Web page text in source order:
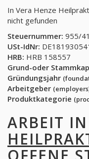
In Vera Henze
nicht gefunden
Steuernummer: 955/
USt-IdNr:
HRB: HRB 158557
Grund-oder
Gründungsjahr
Arbeitgeber
Produktkategorie
ARBEIT IN